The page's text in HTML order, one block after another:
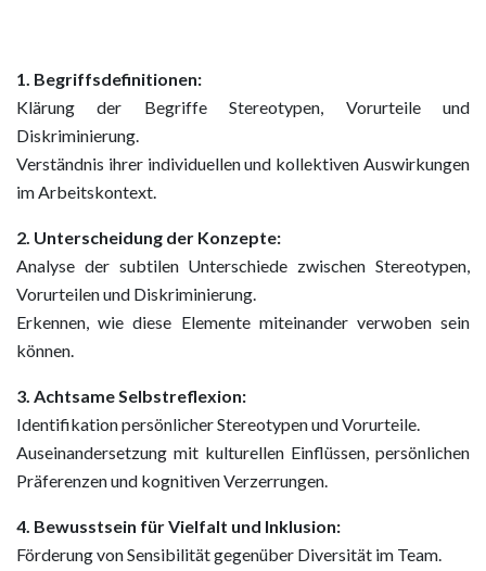
1. Begriffsdefinitionen:
Klärung der Begriffe Stereotypen, Vorurteile und
Diskriminierung.
Verständnis ihrer individuellen und kollektiven Auswirkungen
im Arbeitskontext.
2. Unterscheidung der Konzepte:
Analyse der subtilen Unterschiede zwischen Stereotypen,
Vorurteilen und Diskriminierung.
Erkennen, wie diese Elemente miteinander verwoben sein
können.
3. Achtsame Selbstreflexion:
Identifikation persönlicher Stereotypen und Vorurteile.
Auseinandersetzung mit kulturellen Einflüssen, persönlichen
Präferenzen und kognitiven Verzerrungen.
4. Bewusstsein für Vielfalt und Inklusion:
Förderung von Sensibilität gegenüber Diversität im Team.